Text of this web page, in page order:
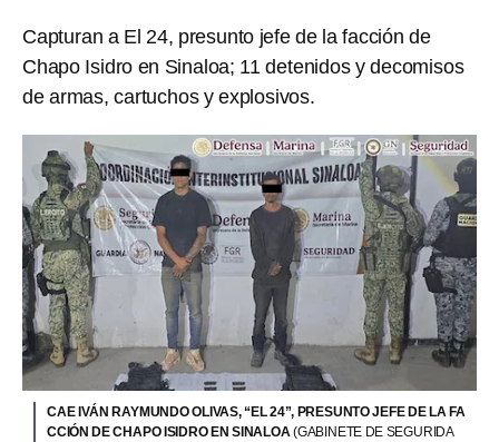
Capturan a El 24, presunto jefe de la facción de
Chapo Isidro en Sinaloa; 11 detenidos y decomisos
de armas, cartuchos y explosivos.
CAE IVÁN RAYMUNDO OLIVAS, “EL 24”, PRESUNTO JEFE DE LA FA
CCIÓN DE CHAPO ISIDRO EN SINALOA(GABINETE DE SEGURIDA